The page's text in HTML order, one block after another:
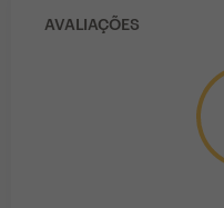
AVALIAÇÕES